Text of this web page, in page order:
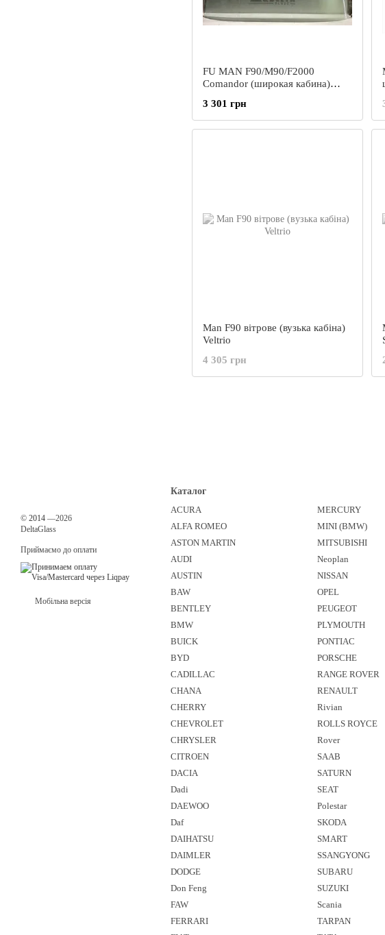
FU MAN F90/M90/F2000
Comandor (широкая кабина)
3 301 грн
Man F90 вітрове (вузька кабіна)
Veltrio
4 305 грн
© 2014 —2026
DeltaGlass
Приймаємо до оплати
Мобільна версія
Каталог
ACURA
ALFA ROMEO
ASTON MARTIN
AUDI
AUSTIN
BAW
BENTLEY
BMW
BUICK
BYD
CADILLAC
CHANA
CHERRY
CHEVROLET
CHRYSLER
CITROEN
DACIA
Dadi
DAEWOO
Daf
DAIHATSU
DAIMLER
DODGE
Don Feng
FAW
FERRARI
MERCURY
MINI (BMW)
MITSUBISHI
Neoplan
NISSAN
OPEL
PEUGEOT
PLYMOUTH
PONTIAC
PORSCHE
RANGE ROVER
RENAULT
Rivian
ROLLS ROYCE
Rover
SAAB
SATURN
SEAT
Polestar
SKODA
SMART
SSANGYONG
SUBARU
SUZUKI
Sсania
TARPAN